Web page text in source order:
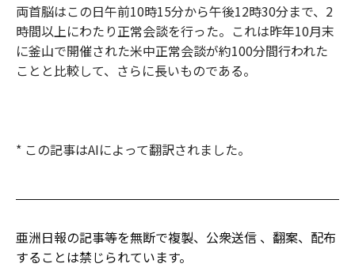
両首脳はこの日午前10時15分から午後12時30分まで、2
時間以上にわたり正常会談を行った。これは昨年10月末
に釜山で開催された米中正常会談が約100分間行われた
ことと比較して、さらに長いものである。
* この記事はAIによって翻訳されました。
亜洲日報の記事等を無断で複製、公衆送信 、翻案、配布
することは禁じられています。